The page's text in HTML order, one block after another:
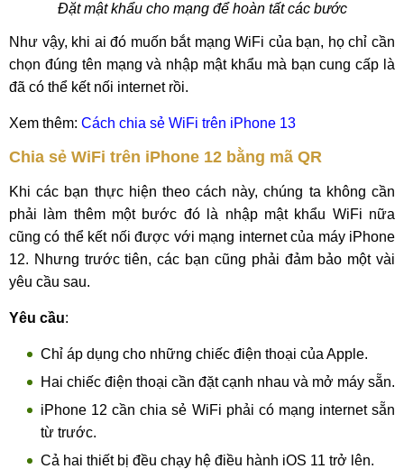
Đặt mật khẩu cho mạng để hoàn tất các bước
Như vậy, khi ai đó muốn bắt mạng WiFi của bạn, họ chỉ cần
chọn đúng tên mạng và nhập mật khẩu mà bạn cung cấp là
đã có thể kết nối internet rồi.
Xem thêm: Cách chia sẻ WiFi trên iPhone 13
Chia sẻ WiFi trên iPhone 12 bằng mã QR
Khi các bạn thực hiện theo cách này, chúng ta không cần
phải làm thêm một bước đó là nhập mật khẩu WiFi nữa
cũng có thể kết nối được với mạng internet của máy iPhone
12. Nhưng trước tiên, các bạn cũng phải đảm bảo một vài
yêu cầu sau.
Yêu cầu:
Chỉ áp dụng cho những chiếc điện thoại của Apple.
Hai chiếc điện thoại cần đặt cạnh nhau và mở máy sẵn.
iPhone 12 cần chia sẻ WiFi phải có mạng internet sẵn
từ trước.
Cả hai thiết bị đều chạy hệ điều hành iOS 11 trở lên.